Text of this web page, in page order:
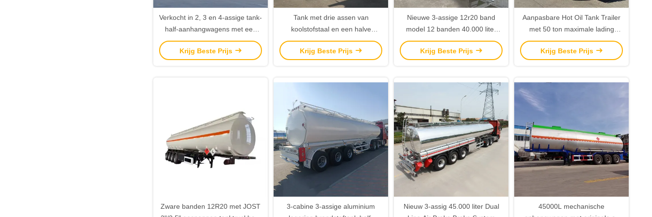
Verkocht in 2, 3 en 4-assige tank-
half-aanhangwagens met een
capaciteit van 45.000 tot 50.000
liter (42 kubieke meter) met 4
Krijg Beste Prijs
Tank met drie assen van
koolstofstaal en een halve
aanhangwagen met een
capaciteit van 45 000 liter en 5
Krijg Beste Prijs
Nieuwe 3-assige 12r20 band
model 12 banden 40.000 liter
45.000 liter brandstoftank halve
aanhanger (kleur klant optionele)
Krijg Beste Prijs
Aanpasbare Hot Oil Tank Trailer
met 50 ton maximale lading
afmetingen 11800*2500*3700mm
Mechanische ophanging
Krijg Beste Prijs
Zware banden 12R20 met JOST
3-cabine 3-assige aluminium
Nieuw 3-assig 45.000 liter Dual
45000L mechanische